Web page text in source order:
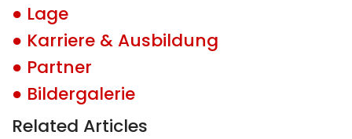
● Lage
● Karriere & Ausbildung
● Partner
● Bildergalerie
Related Articles